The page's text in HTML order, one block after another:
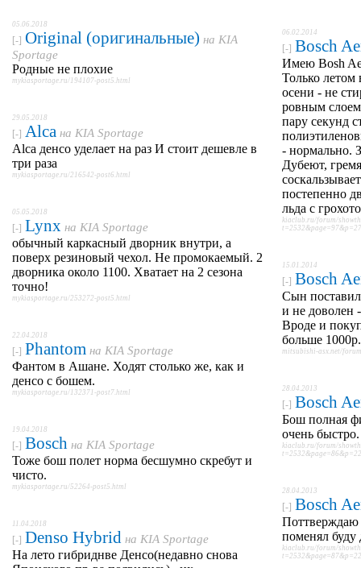
05.06.2018
[-] Original (оригинальные) на KIA
Sportage
Родные не плохие
mykiasportage.ru/194107-post5.html
29.05.2018
[-] Alca на KIA Sportage
Alca денсо уделает на раз И стоит дешевле в
три раза
mykiasportage.ru/216542-post6.html
05.05.2018
[-] Lynx на KIA Sportage
обычный каркасный дворник внутри, а
поверх резиновый чехол. Не промокаемый. 2
дворника около 1100. Хватает на 2 сезона
точно!
mykiasportage.ru/253272-post5.html
22.04.2018
[-] Phantom на KIA Sportage
Фантом в Ашане. Ходят столько же, как и
денсо с бошем.
mykiasportage.ru/132371-post7.html
19.04.2018
[-] Bosch на KIA Sportage
Тоже бош полет норма бесшумно скребут и
чисто.
mykiasportage.ru/52264-post5.html
11.04.2018
[-] Denso Hybrid на KIA Sportage
На лето гибриднве Денсо(недавно снова
06.02.2014
[-] Bosch
Имею Bosh
Только летом
осени - не
ровным слоем
пару секунд
- нормально.
Дубеют,
постепенно
льда с
kiaclub.ru/forum/
15.01.2014
[-] Bosch
Сын
и не доволен
Вроде и
больше 1000р.
mitsubishi-asx.net/
28.04.2013
[-] Bosch
Бош полная
очень быстро.
kiaclub.ru/forum/
28.04.2013
[-] Bosch
Поттверждаю
поменял буду
kiaclub.ru/forum/